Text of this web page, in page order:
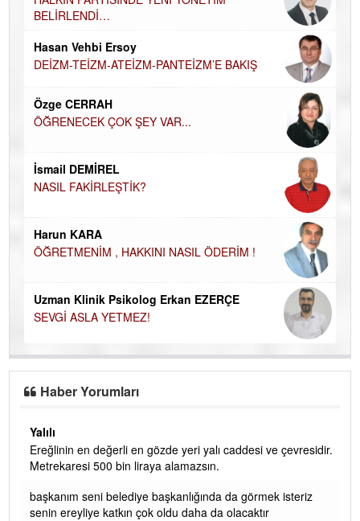
BELİRLENDİ…
Hasan Vehbi Ersoy
DEİZM-TEİZM-ATEİZM-PANTEİZM’E BAKIŞ
Özge CERRAH
ÖĞRENECEK ÇOK ŞEY VAR...
İsmail DEMİREL
NASIL FAKİRLEŞTİK?
Harun KARA
ÖĞRETMENİM , HAKKINI NASIL ÖDERİM !
Uzman Klinik Psikolog Erkan EZERÇE
SEVGİ ASLA YETMEZ!
Haber Yorumları
Yalılı
Ereğlinin en değerli en gözde yeri yalı caddesi ve çevresidir.
Metrekaresi 500 bin liraya alamazsın.
başkanım seni belediye başkanlığında da görmek isteriz
senin ereyliye katkın çok oldu daha da olacaktır